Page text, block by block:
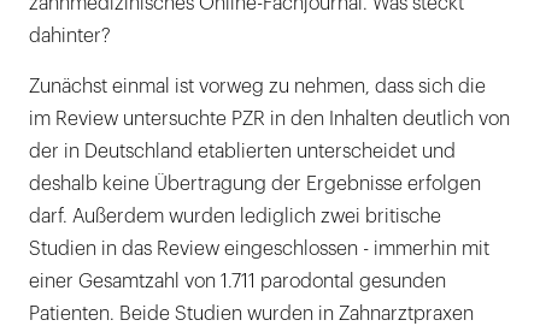
dahinter?
Zunächst einmal ist vorweg zu nehmen, dass sich die
im Review untersuchte PZR in den Inhalten deutlich von
der in Deutschland etablierten unterscheidet und
deshalb keine Übertragung der Ergebnisse erfolgen
darf. Außerdem wurden lediglich zwei britische
Studien in das Review eingeschlossen - immerhin mit
einer Gesamtzahl von 1.711 parodontal gesunden
Patienten. Beide Studien wurden in Zahnarztpraxen